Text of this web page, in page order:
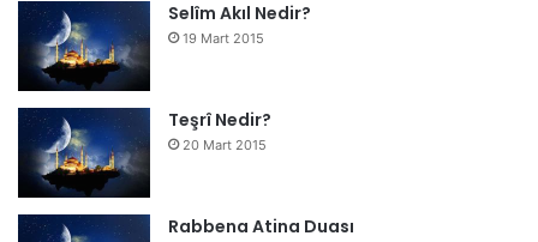
Selîm Akıl Nedir?
19 Mart 2015
Teşrî Nedir?
20 Mart 2015
Rabbena Atina Duası